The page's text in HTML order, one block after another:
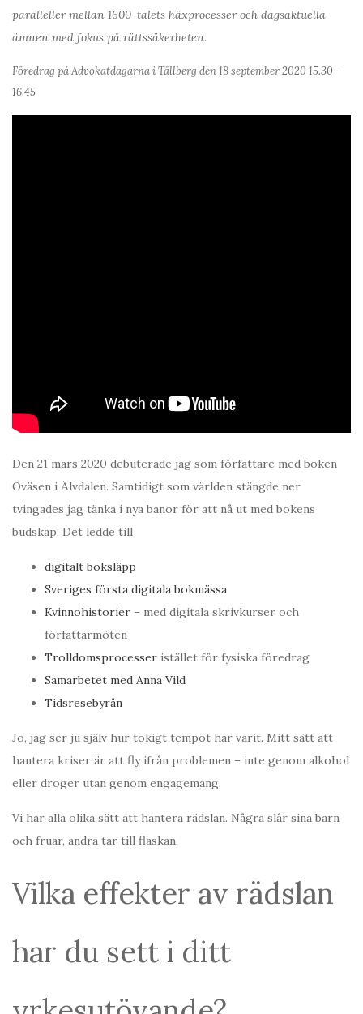
paralleller mellan 1600-talets häxprocesser och dagsaktuella
ämnen med fokus på rättssäkerheten.
Föredrag på Advokatdagarna i Tällberg den 18 september 2020 15.30-
16.45
Den 21 mars 2020 debuterade jag som författare med boken
Oväsen i Älvdalen. Samtidigt som världen stängde ner
tvingades jag tänka i nya banor för att nå ut med bokens
budskap. Det ledde till
digitalt boksläpp
Sveriges första digitala bokmässa
Kvinnohistorier – med digitala skrivkurser och
författarmöten
Trolldomsprocesser istället för fysiska föredrag
Samarbetet med Anna Vild
Tidsresebyrån
Jo, jag ser ju själv hur tokigt tempot har varit. Mitt sätt att
hantera kriser är att fly ifrån problemen – inte genom alkohol
eller droger utan genom engagemang.
Vi har alla olika sätt att hantera rädslan. Några slår sina barn
och fruar, andra tar till flaskan.
Vilka effekter av rädslan
har du sett i ditt